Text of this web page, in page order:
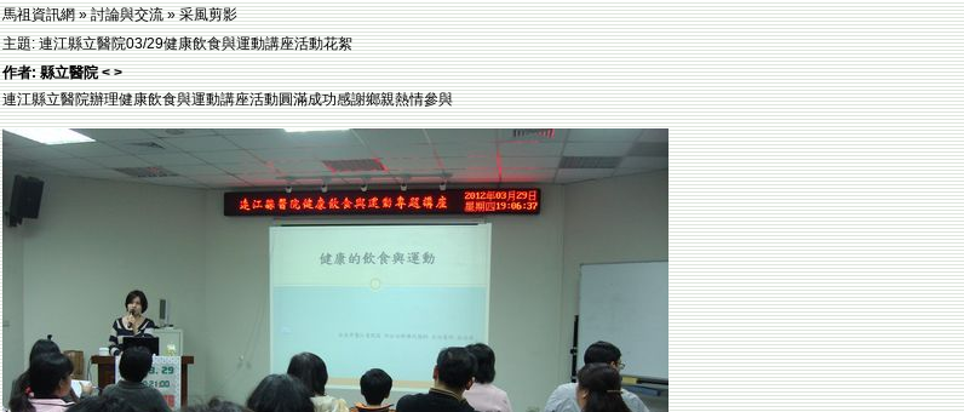
馬祖資訊網 » 討論與交流 » 采風剪影
主題: 連江縣立醫院03/29健康飲食與運動講座活動花絮
作者: 縣立醫院 < >
連江縣立醫院辦理健康飲食與運動講座活動圓滿成功感謝鄉親熱情參與